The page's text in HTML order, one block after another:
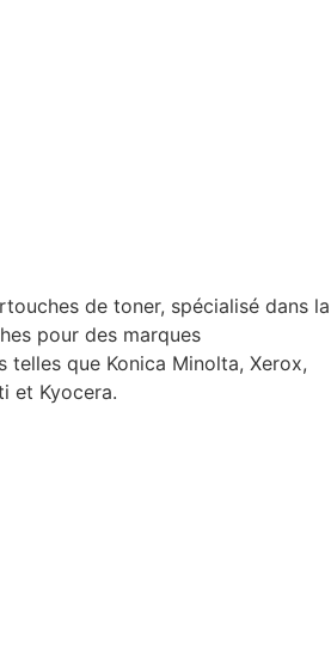
de toner, spécialisé dans la
pour des marques
telles que Konica Minolta, Xerox,
et Kyocera.